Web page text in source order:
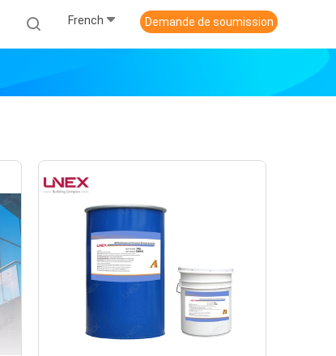
French Demande de soumission